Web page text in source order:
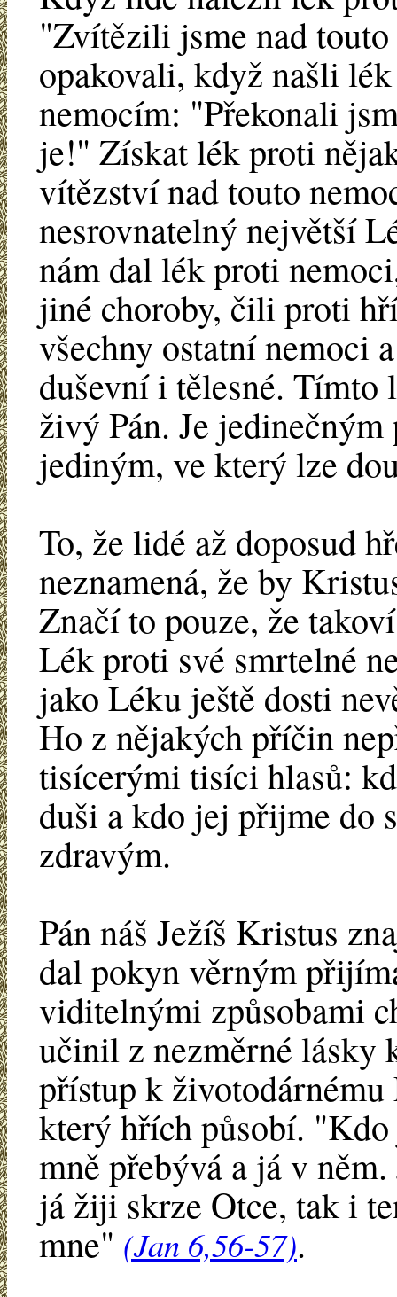
"Zvítězili jsme nad
opakovali, když našli
nemocím: "Překonali
je!" Získat lék proti
vítězství nad touto
nesrovnatelný největší
nám dal lék proti
jiné choroby, čili proti
všechny ostatní nemoci
duševní i tělesné. Tímto
živý Pán. Je
jediným, ve který lze
To, že lidé až doposud
neznamená, že by
Značí to pouze, že
Lék proti své smrtelné
jako Léku ještě dosti
Ho z nějakých příčin
tisícerými tisíci hlasů:
duši a kdo jej přijme do
zdravým.
Pán náš Ježíš Kristus
dal pokyn věrným
viditelnými způsobami
učinil z nezměrné
přístup k
který hřích působí.
mně přebývá a já v
já žiji skrze Otce, tak i
mne" (Jan 6,56-57).